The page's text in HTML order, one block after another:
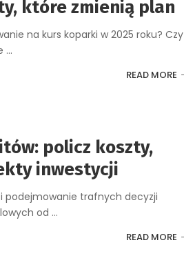
które zmienią plan
na kurs koparki w 2025 roku? Czy
...
READ MORE
policz koszty,
inwestycji
podejmowanie trafnych decyzji
od ...
READ MORE